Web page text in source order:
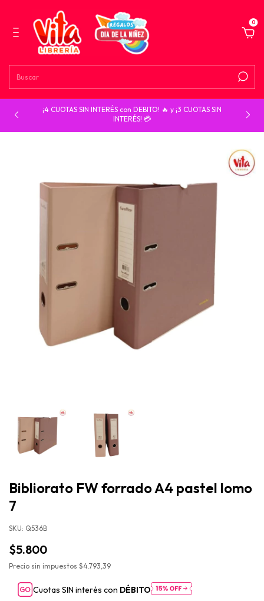
0
¡4 CUOTAS SIN INTERÉS con DEBITO! 🔥 y ¡3 CUOTAS SIN
INTERÉS! 💳
Bibliorato FW forrado A4 pastel lomo
7
SKU: Q536B
$5.800
Precio sin impuestos $4.793,39
Cuotas SIN interés con DÉBITO